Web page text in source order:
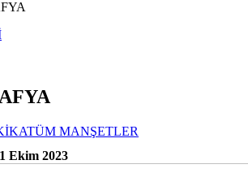
TÜM MANŞETLER
1 Ekim 2023